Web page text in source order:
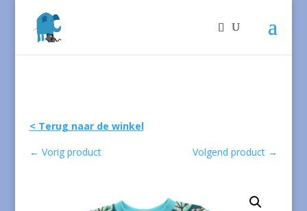
< Terug naar de winkel
← Vorig product Volgend product →